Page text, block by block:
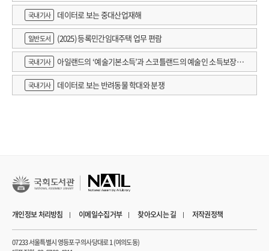
국내기사 데이터로 보는 중대산업재해
일반도서 (2025) 등록민간임대주택 업무 편람
국내기사
아일랜드의 ‘예술기본소득’과 스코틀랜드의 예술인 소득보장정
책 논의
국내기사 데이터로 보는 반려동물 학대와 분쟁
개인정보 처리방침 이메일수집거부 찾아오시는 길 저작권정책
07233 서울특별시 영등포구 의사당대로 1 (여의도동)